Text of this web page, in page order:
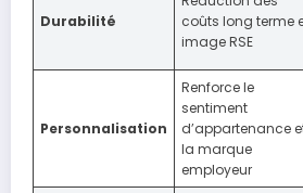
Durabilité
coûts long terme
image RSE
Personnalisation
Renforce le
sentiment
d’appartenance
la marque
employeur